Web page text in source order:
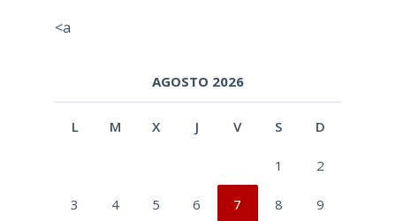
<a
AGOSTO 2026
L M X J V S D
1 2
3 4 5 6 7 8 9